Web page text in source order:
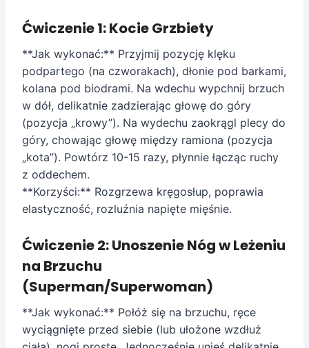
Ćwiczenie 1: Kocie Grzbiety
**Jak wykonać:** Przyjmij pozycję klęku
podpartego (na czworakach), dłonie pod barkami,
kolana pod biodrami. Na wdechu wypchnij brzuch
w dół, delikatnie zadzierając głowę do góry
(pozycja „krowy”). Na wydechu zaokrągl plecy do
góry, chowając głowę między ramiona (pozycja
„kota”). Powtórz 10-15 razy, płynnie łącząc ruchy
z oddechem.
**Korzyści:** Rozgrzewa kręgosłup, poprawia
elastyczność, rozluźnia napięte mięśnie.
Ćwiczenie 2: Unoszenie Nóg w Leżeniu
na Brzuchu
(Superman/Superwoman)
**Jak wykonać:** Połóż się na brzuchu, ręce
wyciągnięte przed siebie (lub ułożone wzdłuż